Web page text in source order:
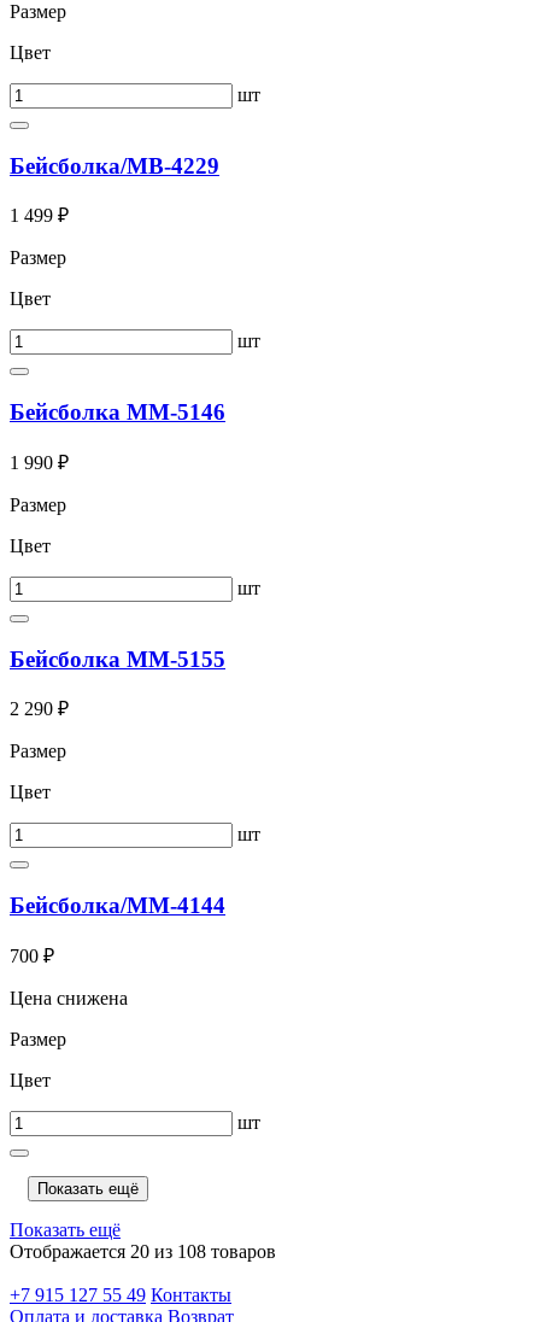
Размер
Цвет
шт
Бейсболка/МВ-4229
1 499 ₽
Размер
Цвет
шт
Бейсболка ММ-5146
1 990 ₽
Размер
Цвет
шт
Бейсболка ММ-5155
2 290 ₽
Размер
Цвет
шт
Бейсболка/ММ-4144
700 ₽
Цена снижена
Размер
Цвет
шт
Показать ещё
Показать ещё
Отображается 20 из 108 товаров
+7 915 127 55 49 Контакты
Оплата и доставка Возврат